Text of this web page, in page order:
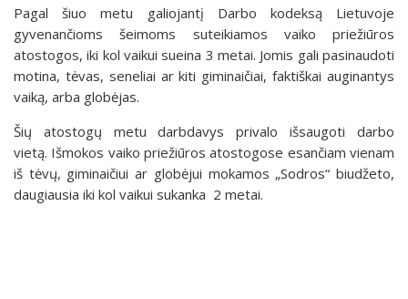
Pagal šiuo metu galiojantį Darbo kodeksą Lietuvoje
gyvenančioms šeimoms suteikiamos vaiko priežiūros
atostogos, iki kol vaikui sueina 3 metai. Jomis gali pasinaudoti
motina, tėvas, seneliai ar kiti giminaičiai, faktiškai auginantys
vaiką, arba globėjas.
Šių atostogų metu darbdavys privalo išsaugoti darbo
vietą. Išmokos vaiko priežiūros atostogose esančiam vienam
iš tėvų, giminaičiui ar globėjui mokamos „Sodros“ biudžeto,
daugiausia iki kol vaikui sukanka 2 metai.